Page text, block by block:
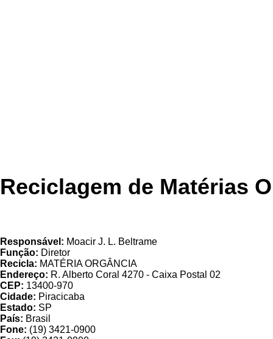
Reciclagem de Matérias
Responsável: Moacir J. L. Beltrame
Função: Diretor
Recicla: MATÉRIA ORGÂNCIA
Endereço: R. Alberto Coral 4270 - Caixa Postal 02
CEP: 13400-970
Cidade: Piracicaba
Estado: SP
País: Brasil
Fone: (19) 3421-0900